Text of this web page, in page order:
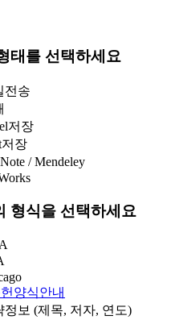
태를 선택하세요
전송
저장
저장
/ Mendeley
형식을 선택하세요
양식안내
정보 (제목, 저자, 연도)